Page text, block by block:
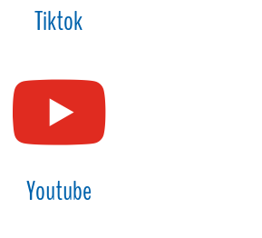
Tiktok

Youtube